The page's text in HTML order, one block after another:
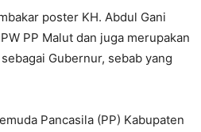
poster KH. Abdul Gani
PP Malut dan juga merupakan
Gubernur, sebab yang
Pancasila (PP) Kabupaten